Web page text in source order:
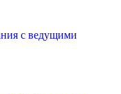
с ведущими